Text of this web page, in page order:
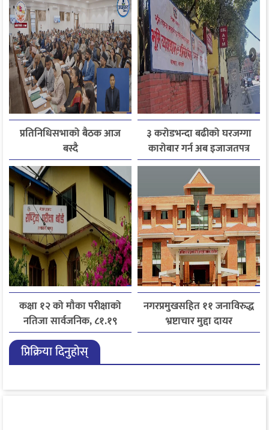
प्रतिनिधिसभाको बैठक आज
बस्दै
३ करोडभन्दा बढीको घरजग्गा
कारोबार गर्न अब इजाजतपत्र
अनिवार्य
कक्षा १२ को मौका परीक्षाको
नतिजा सार्वजनिक, ८१.१९
प्रतिशत विद्यार्थी उत्तीर्ण
नगरप्रमुखसहित ११ जनाविरुद्ध
भ्रष्टाचार मुद्दा दायर
प्रिक्रिया दिनुहोस्